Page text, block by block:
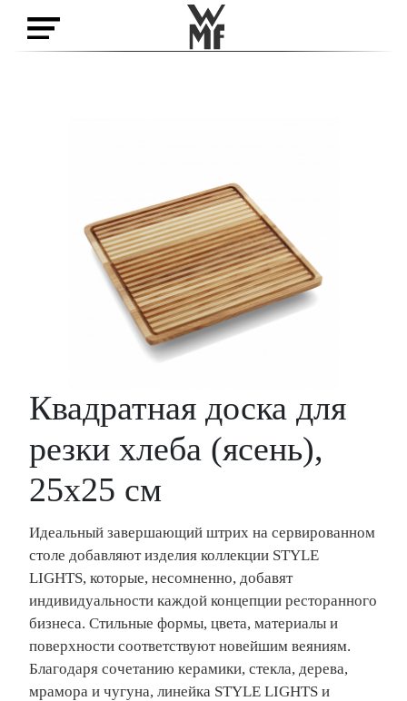
Квадратная доска для
резки хлеба (ясень),
25x25 см
Идеальный завершающий штрих на сервированном
столе добавляют изделия коллекции STYLE
LIGHTS, которые, несомненно, добавят
индивидуальности каждой концепции ресторанного
бизнеса. Стильные формы, цвета, материалы и
поверхности соответствуют новейшим веяниям.
Благодаря сочетанию керамики, стекла, дерева,
мрамора и чугуна, линейка STYLE LIGHTS и